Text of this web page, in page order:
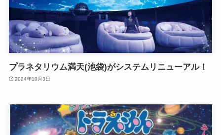
プラネタリウム満天(池袋)がシステムリニューアル！
2024年10月3日